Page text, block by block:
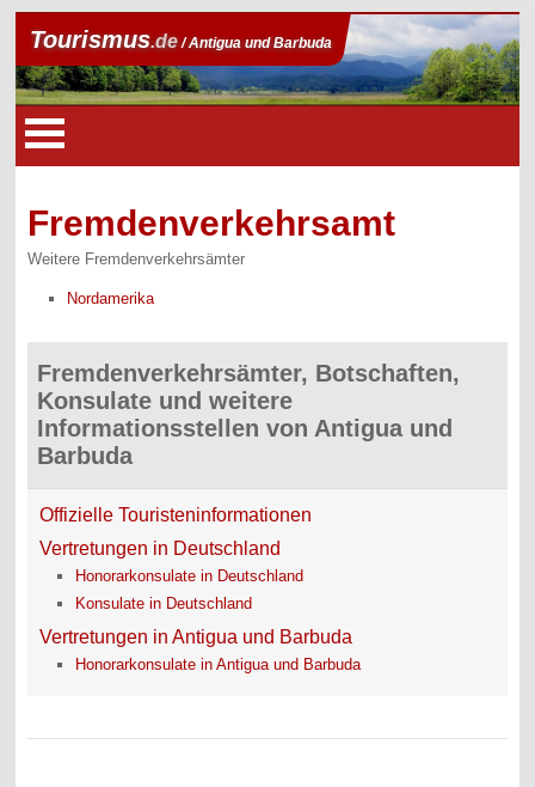
Tourismus.de/ Antigua und Barbuda
Fremdenverkehrsamt
Weitere Fremdenverkehrsämter
Nordamerika
Fremdenverkehrsämter, Botschaften,
Konsulate und weitere
Informationsstellen von Antigua und
Barbuda
Offizielle Touristeninformationen
Vertretungen in Deutschland
Honorarkonsulate in Deutschland
Konsulate in Deutschland
Vertretungen in Antigua und Barbuda
Honorarkonsulate in Antigua und Barbuda